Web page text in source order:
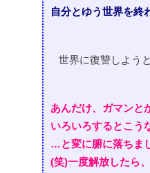
自分とゆう世界を終
世界に復讐しよう
あんだけ、ガマンと
いろいろするとこう
…と変に腑に落ちま
(笑)一度解放したら